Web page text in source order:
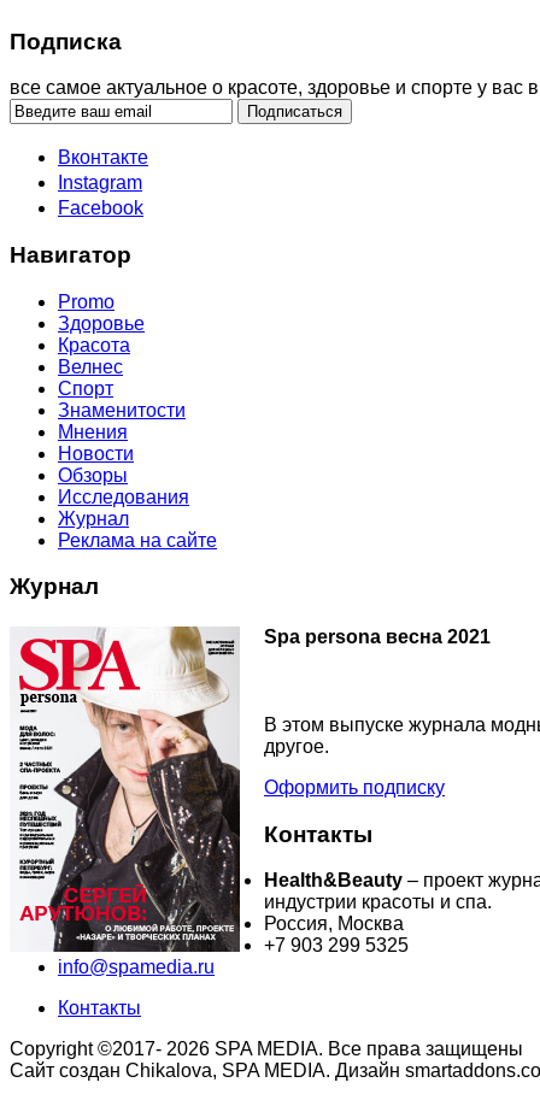
Подписка
все самое актуальное о красоте, здоровье и спорте у вас
Вконтакте
Instagram
Facebook
Навигатор
Promo
Здоровье
Красота
Велнес
Спорт
Знаменитости
Мнения
Новости
Обзоры
Исследования
Журнал
Реклама на сайте
Журнал
Spa persona весна 2021
В этом выпуске журнала
другое.
Оформить подписку
Контакты
Health&Beauty – проект
индустрии красоты и спа.
Россия, Москва
+7 903 299 5325
info@spamedia.ru
Контакты
Copyright ©2017- 2026 SPA MEDIA. Все права защищены
Сайт создан Chikalova, SPA MEDIA. Дизайн